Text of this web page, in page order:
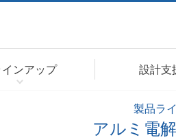
ンアップ 設計支
製品ラ
アルミ電